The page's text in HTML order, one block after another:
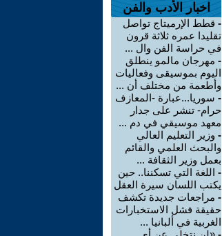
اخبار الأدب والفن
- قطط الإرميتاج تواصل
تقليدا عمره ثلاثة قرون
في حراسة الفن وال ...
- مهرجان مالمو ينطلق
اليوم بموسيقى وفعاليات
وأطعمة من مختلف أن ...
- سوريا...عبارة -المعازف
حرام- تنشر على جدار
معهد موسيقي في دم ...
- وزير التعليم العالي
والبحث العلمي والقائم
بعمل وزير الثقافة ...
- اللغة التي تسكننا.. حين
يكتب اللسان سيرة العقل
- مراجعات جديدة تكشف
حقيقة فشل الاستخبارات
الغربية في ألبانيا ...